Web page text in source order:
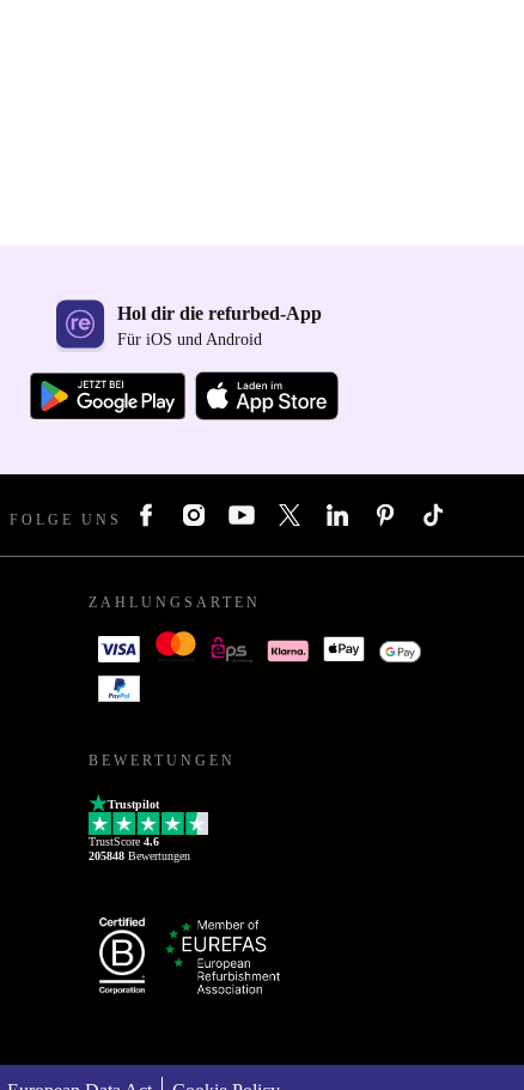
Hol dir die refurbed-App
Für iOS und Android
FOLGE UNS
ZAHLUNGSARTEN
BEWERTUNGEN
Trustpilot
TrustScore 4.6
205848 Bewertungen